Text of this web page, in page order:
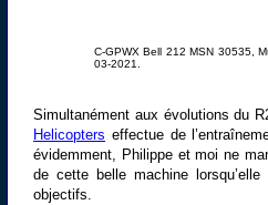
C-GPWX Bell 212 MSN 30535,
03-2021.
Simultanément aux évolutions du
Helicopters effectue de
évidemment, Philippe et moi ne
de cette belle machine
objectifs.